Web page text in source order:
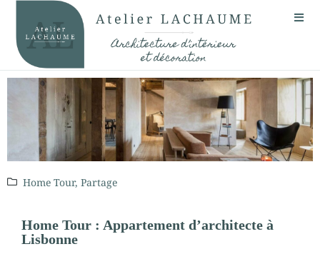
Home Tour, Partage
Home Tour : Appartement d’architecte à
Lisbonne